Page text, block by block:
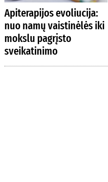
Apiterapijos evoliucija:
nuo namų vaistinėlės iki
mokslu pagrįsto
sveikatinimo